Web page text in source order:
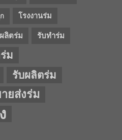
โรงงานร่ม
ผลิตร่ม รับทำร่ม
ม
รับผลิตร่ม
ยส่งร่ม